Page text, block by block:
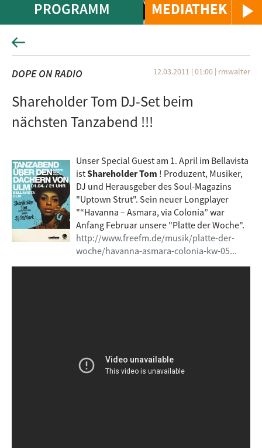
MEDIATHEK
PROGRAMM
DOPE ON RADIO 12.03.2011 | 01:00 | rmwalter
Shareholder Tom DJ-Set beim
nächsten Tanzabend !!!
Unser Special Guest am 1. April im Bellavista
istShareholder Tom ! Produzent, Musiker,
DJ und Herausgeber des Soul-Magazins
"Uptown Strut". Sein neuer Longplayer
"“Havanna – Asmara, via Colonia” war
Anfang Februar unsere "Platte der Woche".
http://www.freefm.de/musik/platte-der-
woche/havanna-asmara-colonia-kw-05...